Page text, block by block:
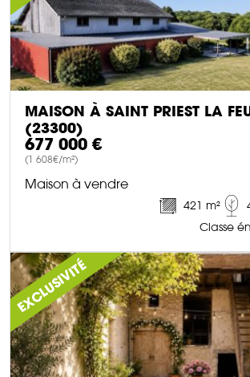
MAISON À SAINT PRIEST LA
(23300)
677 000 €
(1 608€/m²)
Maison à vendre
421 m²
Classe
DÉCOUVRIR CE BIEN
EXCLUSIVITÉ